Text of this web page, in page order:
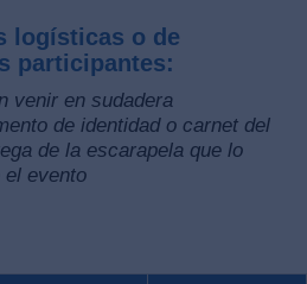
logísticas o de
participantes:
venir en sudadera
de identidad o carnet del
de la escarapela que lo
evento